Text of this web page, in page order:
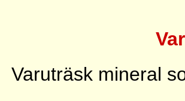
Varuträsk mineral